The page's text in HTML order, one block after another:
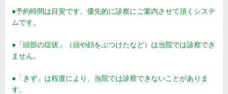
●予約時間は目安です。優先的に診察にご案内させて頂くシステ
ムです。
●「頭部の症状」（頭や顔をぶつけたなど）は当院では診察でき
ません。
●「きず」は程度により、当院では診察できないことがありま
す。